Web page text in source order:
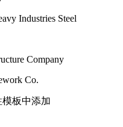
Industries Steel
Company
Co.
模板中添加